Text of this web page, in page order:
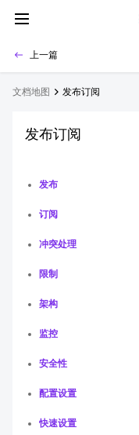
上一篇
文档地图 发布订阅
发布订阅
发布
订阅
冲突处理
限制
架构
监控
安全性
配置设置
快速设置